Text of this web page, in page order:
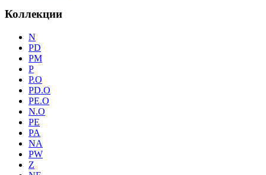
Коллекции
N
PD
PM
P
P.O
PD.O
PE.O
N.O
PE
PA
NA
PW
Z